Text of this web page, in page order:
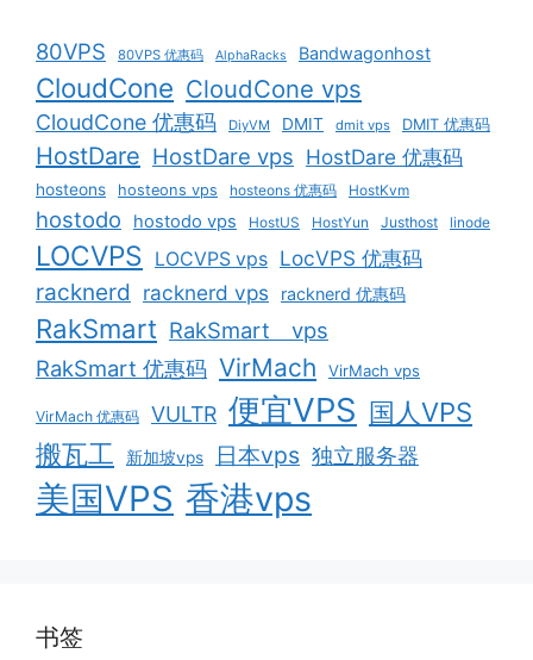
80VPS 80VPS 优惠码 AlphaRacks Bandwagonhost
CloudCone CloudCone vps
CloudCone 优惠码 DiyVM DMIT dmit vps DMIT 优惠码
HostDare HostDare vps HostDare 优惠码
hosteons hosteons vps hosteons 优惠码 HostKvm
hostodo hostodo vps HostUS HostYun Justhost linode
LOCVPS LOCVPS vps LocVPS 优惠码
racknerd racknerd vps racknerd 优惠码
RakSmart RakSmart vps
RakSmart 优惠码 VirMach VirMach vps
VirMach 优惠码 VULTR 便宜VPS 国人VPS
搬瓦工
新加坡vps 日本vps 独立服务器
美国VPS 香港vps
书签